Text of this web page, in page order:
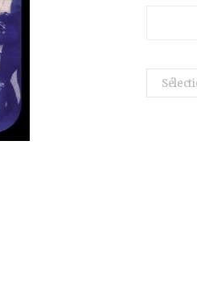
Archives